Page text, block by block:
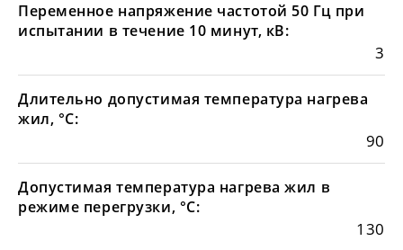
Переменное напряжение частотой 50 Гц при
испытании в течение 10 минут, кВ:
3
Длительно допустимая температура нагрева
жил, °С:
90
Допустимая температура нагрева жил в
режиме перегрузки, °С:
130